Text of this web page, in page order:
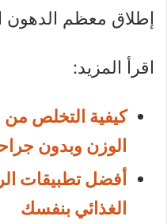
إطلاق معظم الدهون
اقرأ المزيد:
كيفية التخلص من
الوزن وبدون
أفضل تطبيقات
الغذائي بنفسك